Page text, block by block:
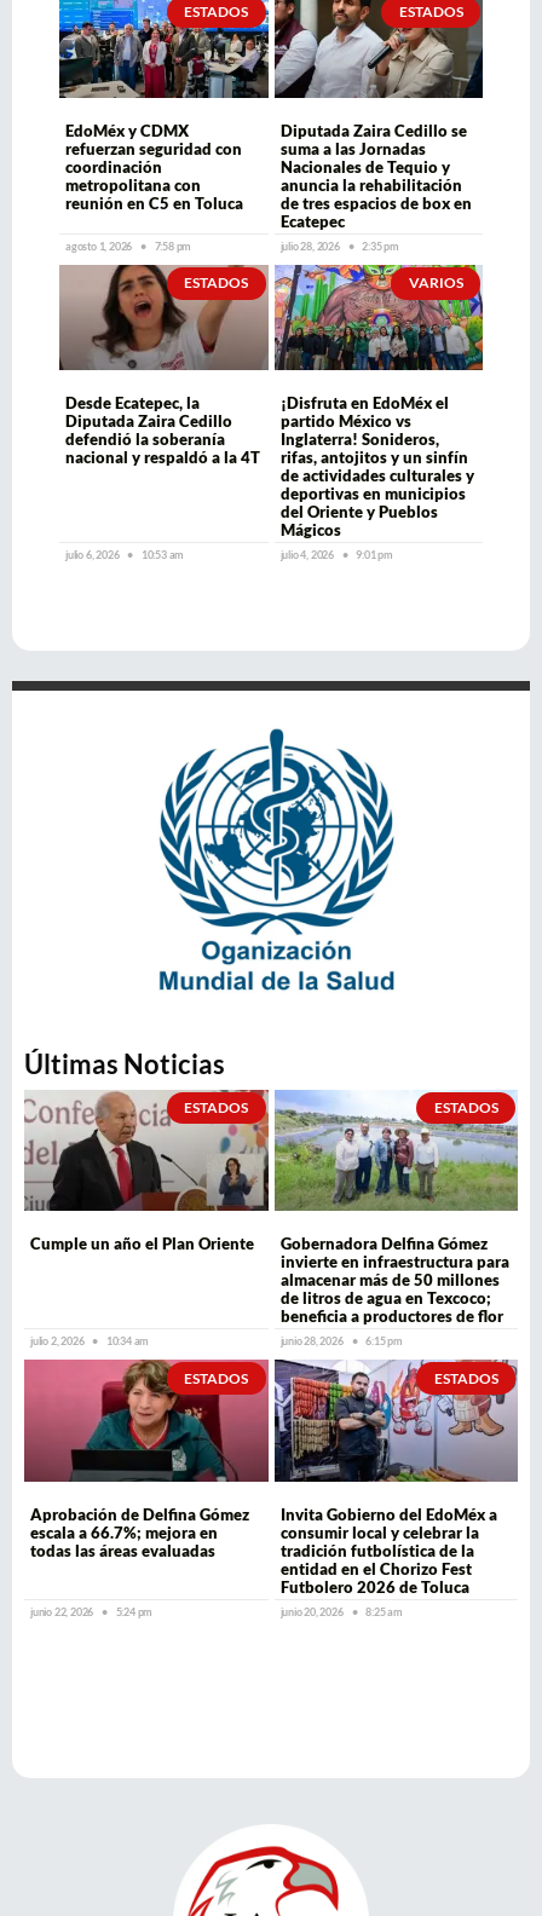
ESTADOS
EdoMéx y CDMX
refuerzan seguridad con
coordinación
metropolitana con
reunión en C5 en Toluca
agosto 1, 2026 7:58 pm
ESTADOS
Diputada Zaira Cedillo se
suma a las Jornadas
Nacionales de Tequio y
anuncia la rehabilitación
de tres espacios de box en
Ecatepec
julio 28, 2026 2:35 pm
ESTADOS
Desde Ecatepec, la
Diputada Zaira Cedillo
defendió la soberanía
nacional y respaldó a la 4T
julio 6, 2026 10:53 am
VARIOS
¡Disfruta en EdoMéx el
partido México vs
Inglaterra! Sonideros,
rifas, antojitos y un sinfín
de actividades culturales y
deportivas en municipios
del Oriente y Pueblos
Mágicos
julio 4, 2026 9:01 pm
Últimas Noticias
ESTADOS
Cumple un año el Plan Oriente
julio 2, 2026 10:34 am
ESTADOS
Gobernadora Delfina Gómez
invierte en infraestructura para
almacenar más de 50 millones
de litros de agua en Texcoco;
beneficia a productores de flor
junio 28, 2026 6:15 pm
ESTADOS
Aprobación de Delfina Gómez
escala a 66.7%; mejora en
todas las áreas evaluadas
junio 22, 2026 5:24 pm
ESTADOS
Invita Gobierno del EdoMéx a
consumir local y celebrar la
tradición futbolística de la
entidad en el Chorizo Fest
Futbolero 2026 de Toluca
junio 20, 2026 8:25 am